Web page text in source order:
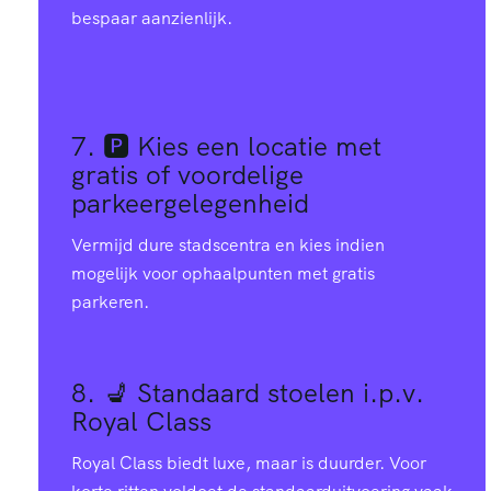
bespaar aanzienlijk.
7. 🅿️ Kies een locatie met
gratis of voordelige
parkeergelegenheid
Vermijd dure stadscentra en kies indien
mogelijk voor ophaalpunten met gratis
parkeren.
8. 💺 Standaard stoelen i.p.v.
Royal Class
Royal Class biedt luxe, maar is duurder. Voor